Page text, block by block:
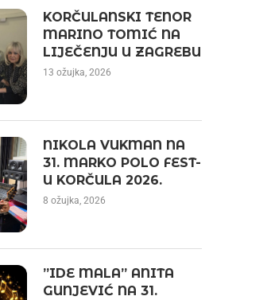
KORČULANSKI TENOR
MARINO TOMIĆ NA
LIJEČENJU U ZAGREBU
13 ožujka, 2026
NIKOLA VUKMAN NA
31. MARKO POLO FEST-
U KORČULA 2026.
8 ožujka, 2026
”IDE MALA” ANITA
GUNJEVIĆ NA 31.